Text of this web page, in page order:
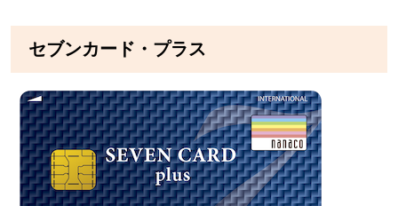
セブンカード・プラス